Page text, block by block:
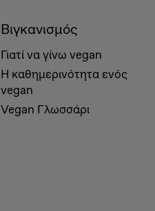
Βιγκανισμός
Γιατί να γίνω vegan
Η καθημερινότητα ενός
vegan
Vegan Γλωσσάρι